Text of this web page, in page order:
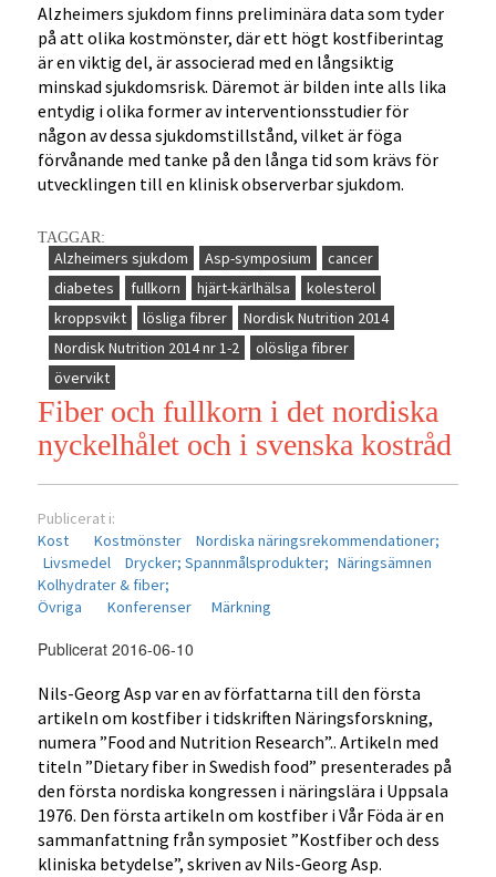
Alzheimers sjukdom finns preliminära data som tyder
på att olika kostmönster, där ett högt kostfiberintag
är en viktig del, är associerad med en långsiktig
minskad sjukdomsrisk. Däremot är bilden inte alls lika
entydig i olika former av interventionsstudier för
någon av dessa sjukdomstillstånd, vilket är föga
förvånande med tanke på den långa tid som krävs för
utvecklingen till en klinisk observerbar sjukdom.
TAGGAR:
Alzheimers sjukdom Asp-symposium
cancer
diabetes
fullkorn hjärt-kärlhälsa
kolesterol
kroppsvikt
lösliga fibrer
Nordisk Nutrition 2014
Nordisk Nutrition 2014 nr 1-2
olösliga fibrer
övervikt
Fiber och fullkorn i det nordiska
nyckelhålet och i svenska kostråd
Publicerat i:
Kost
Kostmönster
Nordiska näringsrekommendationer;
Livsmedel
Drycker;Spannmålsprodukter; Näringsämnen
Kolhydrater & fiber;
Övriga
Konferenser Märkning
Publicerat 2016-06-10
Nils-Georg Asp var en av författarna till den första
artikeln om kostfiber i tidskriften Näringsforskning,
numera ”Food and Nutrition Research”.. Artikeln med
titeln ”Dietary fiber in Swedish food” presenterades på
den första nordiska kongressen i näringslära i Uppsala
1976. Den första artikeln om kostfiber i Vår Föda är en
sammanfattning från symposiet ”Kostfiber och dess
kliniska betydelse”, skriven av Nils-Georg Asp.